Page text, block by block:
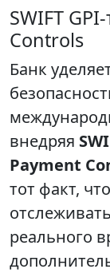
SWIFT
Controls
Банк
внедряя
Payment
тот факт,
реального